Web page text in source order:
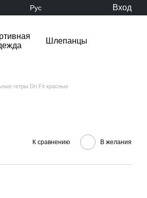
Рус Вход
Шлепанцы
гетры Dri Fit красные
К сравнению В желания